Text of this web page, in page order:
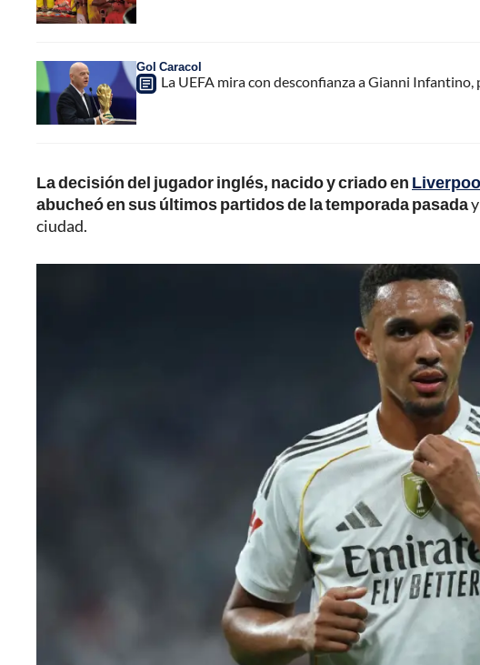
Gol Caracol
La UEFA mira con desconfianza a Gianni
La decisión del jugador inglés, nacido y criado en
abucheó en sus últimos partidos de la temporada pasada
ciudad.